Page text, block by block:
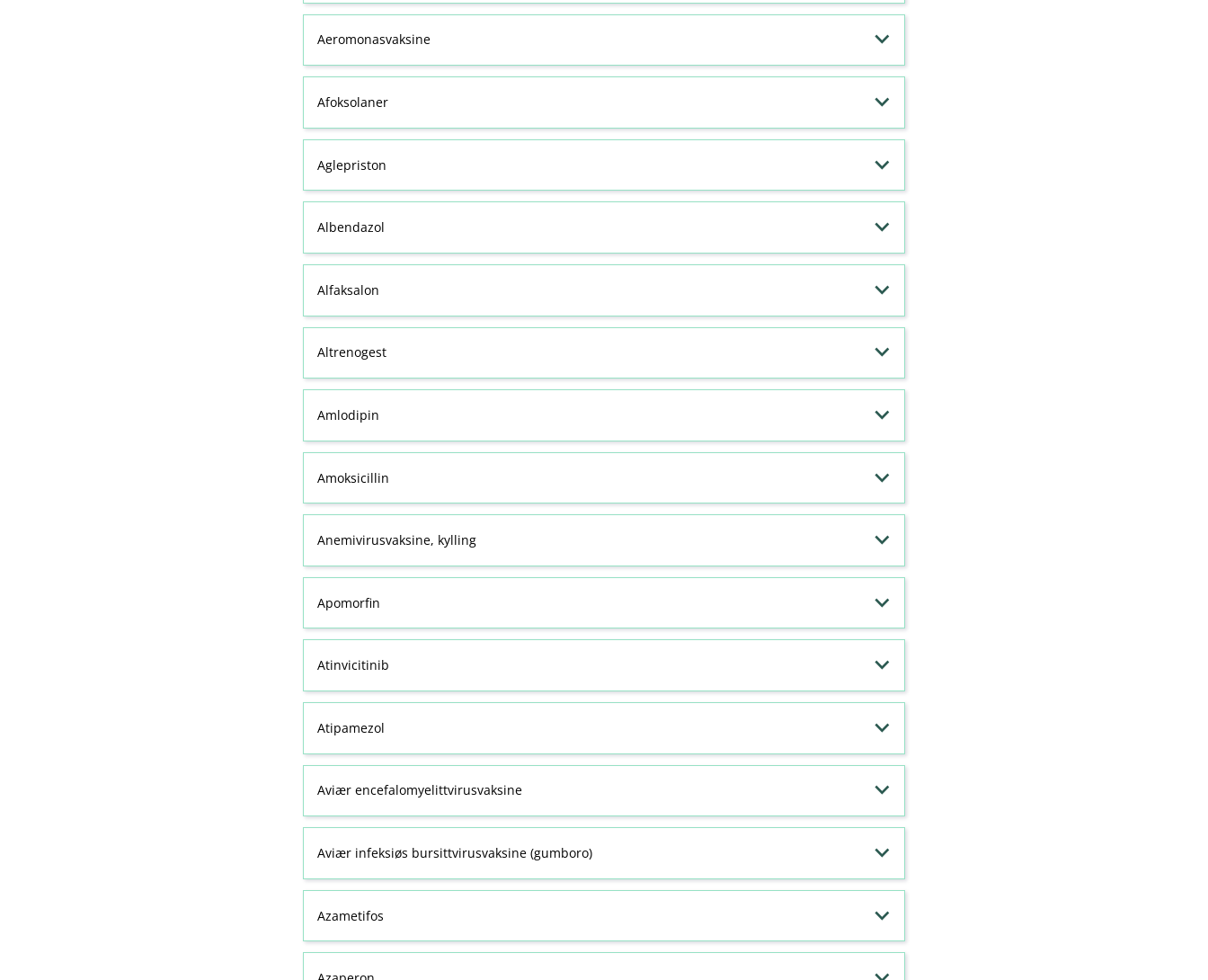
Aeromonasvaksine
Afoksolaner
Aglepriston
Albendazol
Alfaksalon
Altrenogest
Amlodipin
Amoksicillin
Anemivirusvaksine, kylling
Apomorfin
Atinvicitinib
Atipamezol
Aviær encefalomyelittvirusvaksine
Aviær infeksiøs bursittvirusvaksine (gumboro)
Azametifos